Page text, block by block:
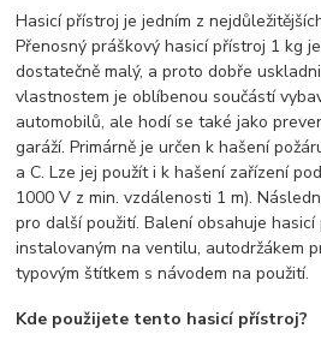
Hasicí přístroj je jedním z
Přenosný práškový hasicí přístroj 1 kg
dostatečně malý, a proto dobře
vlastnostem je oblíbenou součástí
automobilů, ale hodí se také jako
garáží. Primárně je určen k hašení
a C. Lze jej použít i k hašení zařízení
1000 V z min. vzdálenosti 1 m).
pro další použití. Balení obsahuje
instalovaným na ventilu, autodržákem
typovým štítkem s návodem na použití.
Kde použijete tento hasicí přístroj?